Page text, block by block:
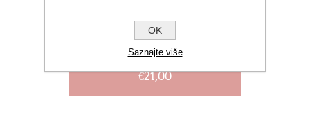
CC LIP GLOSS 901
ROSEWOOD 6ML
€21,00
OK
Saznajte više